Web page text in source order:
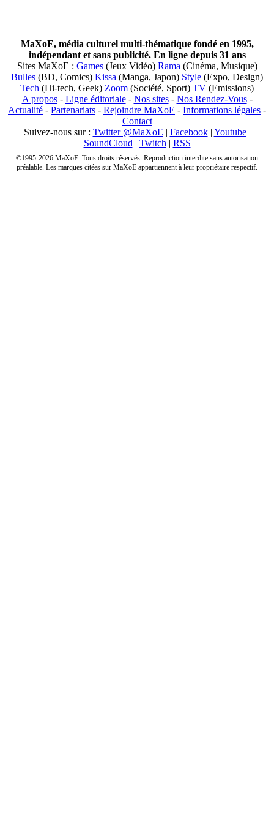
MaXoE, média culturel multi-thématique fondé en 1995,
indépendant et sans publicité. En ligne depuis 31 ans
Sites MaXoE : Games(Jeux Vidéo) Rama (Cinéma, Musique)
Bulles (BD, Comics) Kissa (Manga, Japon) Style (Expo, Design)
Tech (Hi-tech, Geek) Zoom (Société, Sport) TV (Emissions)
A propos- Ligne éditoriale- Nos sites- Nos Rendez-Vous-
Actualité - Partenariats - Rejoindre MaXoE - Informations légales -
Contact
Suivez-nous sur : Twitter @MaXoE | Facebook| Youtube|
SoundCloud | Twitch | RSS
©1995-2026 MaXoE. Tous droits réservés. Reproduction interdite sans autorisation
préalable. Les marques citées sur MaXoE appartiennent à leur propriétaire respectif.